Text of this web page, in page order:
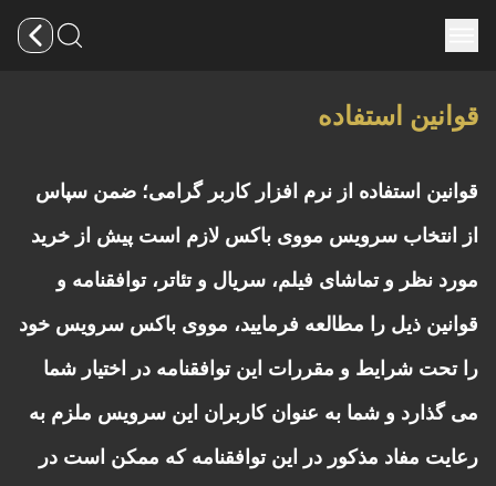
قوانین استفاده
قوانین استفاده از نرم افزار کاربر گرامی؛ ضمن سپاس
از انتخاب سرویس مووی باکس لازم است پیش از خرید
مورد نظر و تماشای فیلم، سریال و تئاتر، توافقنامه و
قوانین ذیل را مطالعه فرمایید، مووی باکس سرویس خود
را تحت شرایط و مقررات این توافقنامه در اختیار شما
می گذارد و شما به عنوان کاربران این سرویس ملزم به
رعایت مفاد مذکور در این توافقنامه که ممکن است در